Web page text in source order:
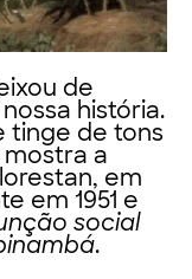
de
história.
tinge de tons
a
em
em 1951 e
social
.